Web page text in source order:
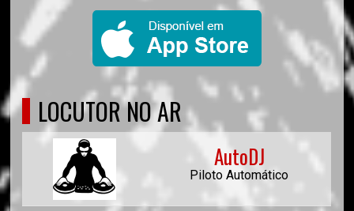
LOCUTOR NO AR
AutoDJ
Piloto Automático